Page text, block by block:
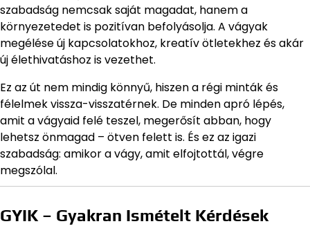
szabadság nemcsak saját magadat, hanem a
környezetedet is pozitívan befolyásolja. A vágyak
megélése új kapcsolatokhoz, kreatív ötletekhez és akár
új élethivatáshoz is vezethet.
Ez az út nem mindig könnyű, hiszen a régi minták és
félelmek vissza-visszatérnek. De minden apró lépés,
amit a vágyaid felé teszel, megerősít abban, hogy
lehetsz önmagad – ötven felett is. És ez az igazi
szabadság: amikor a vágy, amit elfojtottál, végre
megszólal.
GYIK – Gyakran Ismételt Kérdések